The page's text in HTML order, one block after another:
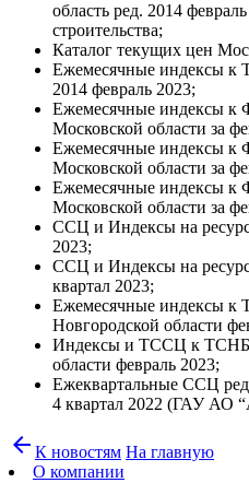
область ред. 2014
строительства;
Каталог текущих цен
Ежемесячные индексы к
2014 февраль 2023;
Ежемесячные индексы к
Московской области за
Ежемесячные индексы к
Московской области за
Ежемесячные индексы к
Московской области за
ССЦ и Индексы на
2023;
ССЦ и Индексы на
квартал 2023;
Ежемесячные индексы к
Новгородской области
Индексы и ТССЦ к ТСНБ
области февраль 2023;
Ежеквартальные ССЦ
4 квартал 2022 (ГАУ АО
arrow_back К новостям На главную
О компании